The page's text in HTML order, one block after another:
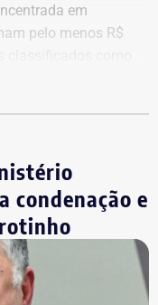
em
pelo menos R$
aparecem na
declarada por
dos relógios.
condenação e